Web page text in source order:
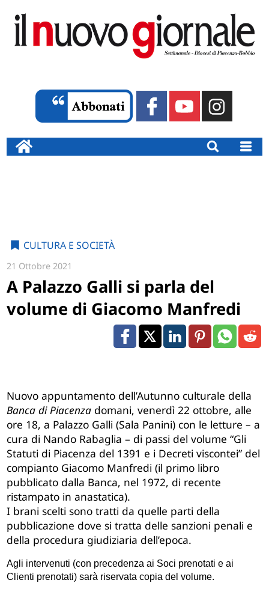
CULTURA E SOCIETÀ
21 Ottobre 2021
A Palazzo Galli si parla del
volume di Giacomo Manfredi
Nuovo appuntamento dell’Autunno culturale della
Banca di Piacenza domani, venerdì 22 ottobre, alle
ore 18, a Palazzo Galli (Sala Panini) con le letture – a
cura di Nando Rabaglia – di passi del volume “Gli
Statuti di Piacenza del 1391 e i Decreti viscontei” del
compianto Giacomo Manfredi (il primo libro
pubblicato dalla Banca, nel 1972, di recente
ristampato in anastatica).
I brani scelti sono tratti da quelle parti della
pubblicazione dove si tratta delle sanzioni penali e
della procedura giudiziaria dell’epoca.
Agli intervenuti (con precedenza ai Soci prenotati e ai
Clienti prenotati) sarà riservata copia del volume.